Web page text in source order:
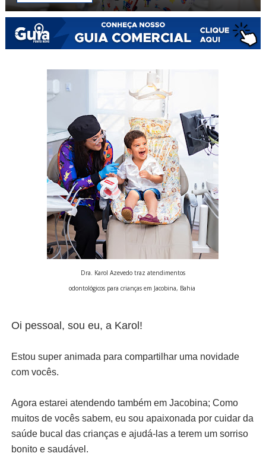
Dra. Karol Azevedo traz atendimentos
odontológicos para crianças em Jacobina, Bahia
Oi pessoal, sou eu, a Karol!
Estou super animada para compartilhar uma novidade
com vocês.
Agora estarei atendendo também em Jacobina; Como
muitos de vocês sabem, eu sou apaixonada por cuidar da
saúde bucal das crianças e ajudá-las a terem um sorriso
bonito e saudável.